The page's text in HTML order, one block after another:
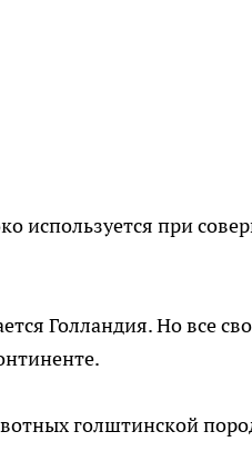
используется при
Голландия. Но все
голштинской